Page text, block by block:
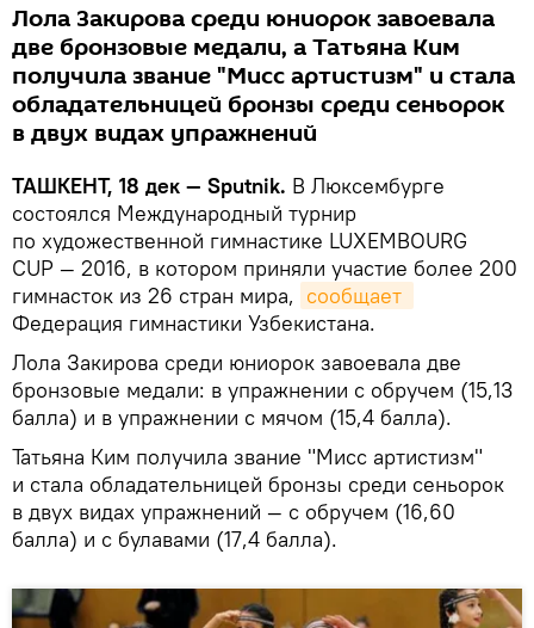
Лола Закирова среди юниорок завоевала
две бронзовые медали, а Татьяна Ким
получила звание "Мисс артистизм" и стала
обладательницей бронзы среди сеньорок
в двух видах упражнений
ТАШКЕНТ, 18 дек — Sputnik. В Люксембурге
состоялся Международный турнир
по художественной гимнастике LUXEMBOURG
CUP — 2016, в котором приняли участие более 200
гимнасток из 26 стран мира,
Федерация гимнастики Узбекистана.
Лола Закирова среди юниорок завоевала две
бронзовые медали: в упражнении с обручем (15,13
балла) и в упражнении с мячом (15,4 балла).
Татьяна Ким получила звание "Мисс артистизм"
и стала обладательницей бронзы среди сеньорок
в двух видах упражнений — с обручем (16,60
балла) и с булавами (17,4 балла).